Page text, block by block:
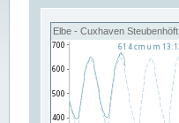
Elbe - Cuxhaven Steubenhöft